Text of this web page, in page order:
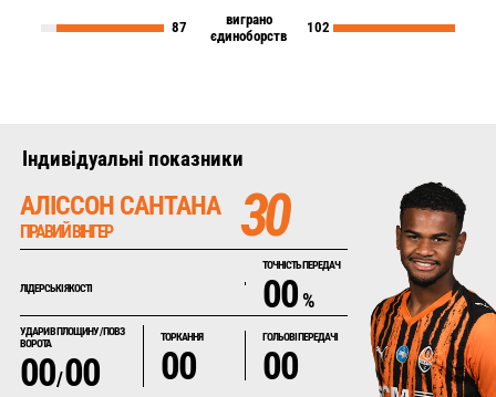
87
виграно
єдиноборств
102
Iндивідуальні показники
АЛІССОН САНТАНА
ПРАВИЙ ВІНГЕР 30
ЛІДЕРСЬКІ ЯКОСТІ
ТОЧНІСТЬ ПЕРЕДАЧ
00 %
УДАРИ В ПЛОЩИНУ / ПОВЗ
ВОРОТА
00/00
ТОРКАННЯ
00
ГОЛЬОВІ ПЕРЕДАЧІ
00